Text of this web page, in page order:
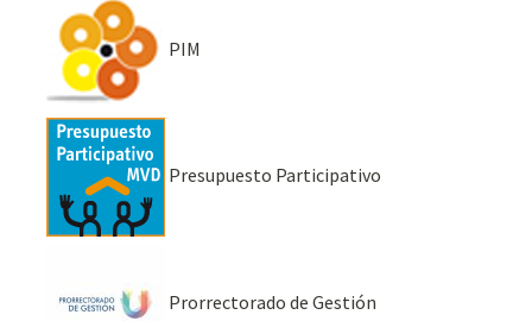
PIM
Presupuesto Participativo
Prorrectorado de Gestión